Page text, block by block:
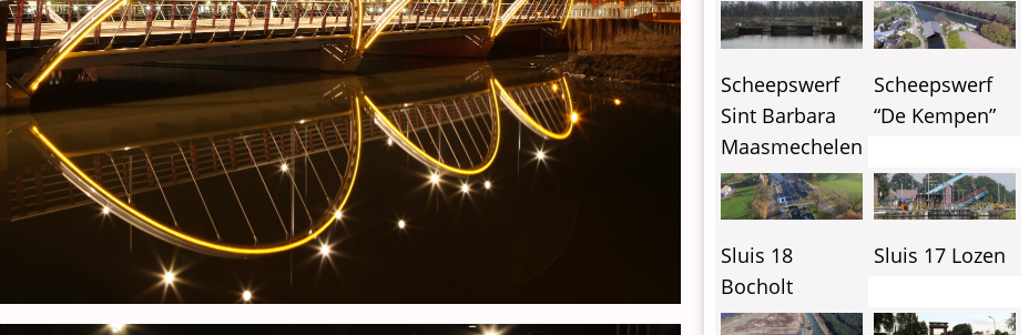
Scheepswerf
Sint Barbara
Maasmechelen
Scheepswerf
“De Kempen”
Sluis 18
Bocholt
Sluis 17 Lozen